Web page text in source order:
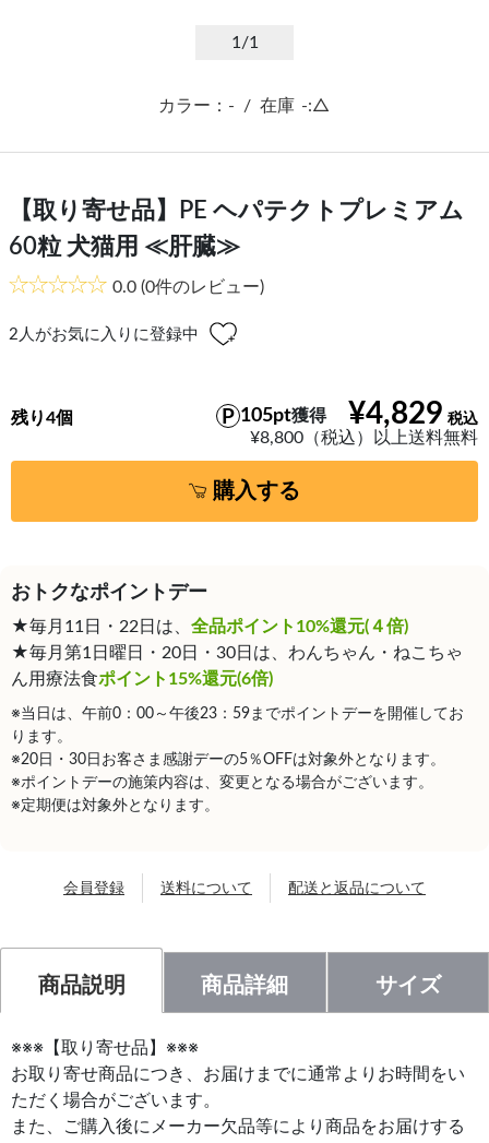
1 /1
カラー：- / 在庫 -:△
【取り寄せ品】PE ヘパテクトプレミアム
60粒 犬猫用 ≪肝臓≫
0.0 (0件のレビュー)
2 人がお気に入りに登録中
¥4,829
105pt獲得
¥8,800（税込）以上送料無料
残り4個
購入する
おトクなポイントデー
★毎月11日・22日は、 全品ポイント10%還元(４倍)
★毎月第1日曜日・20日・30日は、わんちゃん・ねこちゃ
ん用療法食ポイント15%還元(6倍)
※当日は、午前0：00～午後23：59までポイントデーを開催してお
ります。
※20日・30日お客さま感謝デーの5％OFFは対象外となります。
※ポイントデーの施策内容は、変更となる場合がございます。
※定期便は対象外となります。
会員登録 送料について 配送と返品について
商品説明 商品詳細 サイズ
※※※【取り寄せ品】※※※
お取り寄せ商品につき、お届けまでに通常よりお時間をい
ただく場合がございます。
また、ご購入後にメーカー欠品等により商品をお届けする